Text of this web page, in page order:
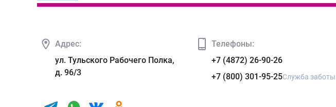
Адрес:
ул. Тульского Рабочего Полка,
д. 96/3
Телефоны:
+7 (4872) 26-90-26
+7 (800) 301-95-25Служба заботы